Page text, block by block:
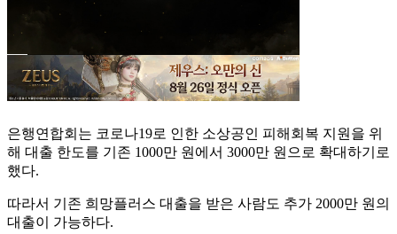
은행연합회는 코로나19로 인한 소상공인 피해회복 지원을 위
해 대출 한도를 기존 1000만 원에서 3000만 원으로 확대하기로
했다.
따라서 기존 희망플러스 대출을 받은 사람도 추가 2000만 원의
대출이 가능하다.